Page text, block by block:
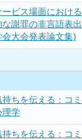
ービス場面におけ
な謝罪の非言語表
会大会発表論文集)
持ちを伝える：コ
理学
持ちを伝える：コ